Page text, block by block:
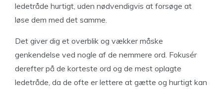
ledetråde hurtigt, uden nødvendigvis at forsøge at
løse dem med det samme.
Det giver dig et overblik og vækker måske
genkendelse ved nogle af de nemmere ord. Fokusér
derefter på de korteste ord og de mest oplagte
ledetråde, da de ofte er lettere at gætte og hurtigt kan